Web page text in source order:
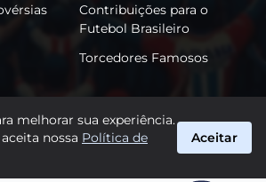
Contribuições para o
Futebol Brasileiro
Torcedores Famosos
melhorar sua experiência.
nossa Política de
Aceitar